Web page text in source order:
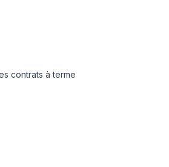
contrats à terme